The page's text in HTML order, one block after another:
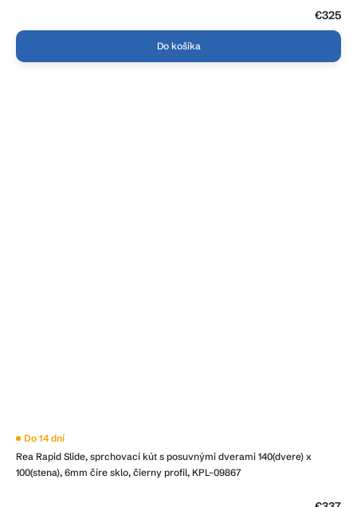
€325
Do košíka
Rea Rapid Slide, sprchovací kút s posuvnými dverami 140(dvere) x
100(stena), 6mm číre sklo, čierny profil, KPL-09867
Do 14 dní